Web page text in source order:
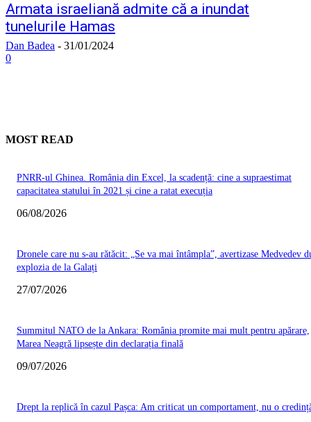
Armata israeliană admite că a inundat
tunelurile Hamas
Dan Badea - 31/01/2024
0
MOST READ
PNRR-ul Ghinea. România din Excel, la scadență: cine a supraestimat
capacitatea statului în 2021 și cine a ratat execuția
06/08/2026
Dronele care nu s-au rătăcit: „Se va mai întâmpla”, avertizase Medvedev
explozia de la Galați
27/07/2026
Summitul NATO de la Ankara: România promite mai mult pentru apărare,
Marea Neagră lipsește din declarația finală
09/07/2026
Drept la replică în cazul Pașca: Am criticat un comportament, nu o